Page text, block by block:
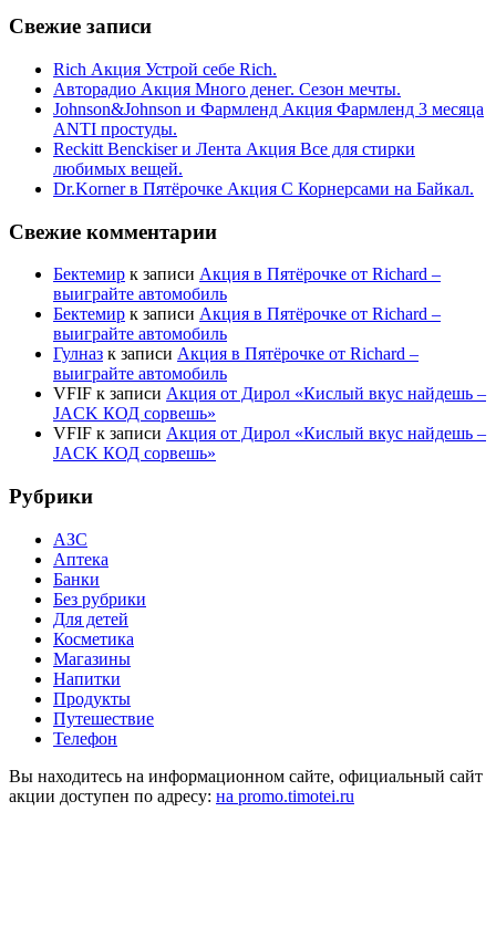
Свежие записи
Rich Акция Устрой себе Rich.
Авторадио Акция Много денег. Сезон мечты.
Johnson&Johnson и Фармленд Акция Фармленд 3 месяца
ANTI простуды.
Reckitt Benckiser и Лента Акция Все для стирки
любимых вещей.
Dr.Korner в Пятёрочке Акция С Корнерсами на Байкал.
Свежие комментарии
Бектемир к записи Акция в Пятёрочке от Richard –
выиграйте автомобиль
Бектемир к записи Акция в Пятёрочке от Richard –
выиграйте автомобиль
Гулназ к записи Акция в Пятёрочке от Richard –
выиграйте автомобиль
VFIF к записи Акция от Дирол «Кислый вкус найдешь –
JACK КОД сорвешь»
VFIF к записи Акция от Дирол «Кислый вкус найдешь –
JACK КОД сорвешь»
Рубрики
АЗС
Аптека
Банки
Без рубрики
Для детей
Косметика
Магазины
Напитки
Продукты
Путешествие
Телефон
Вы находитесь на информационном сайте, официальный сайт
акции доступен по адресу: на promo.timotei.ru